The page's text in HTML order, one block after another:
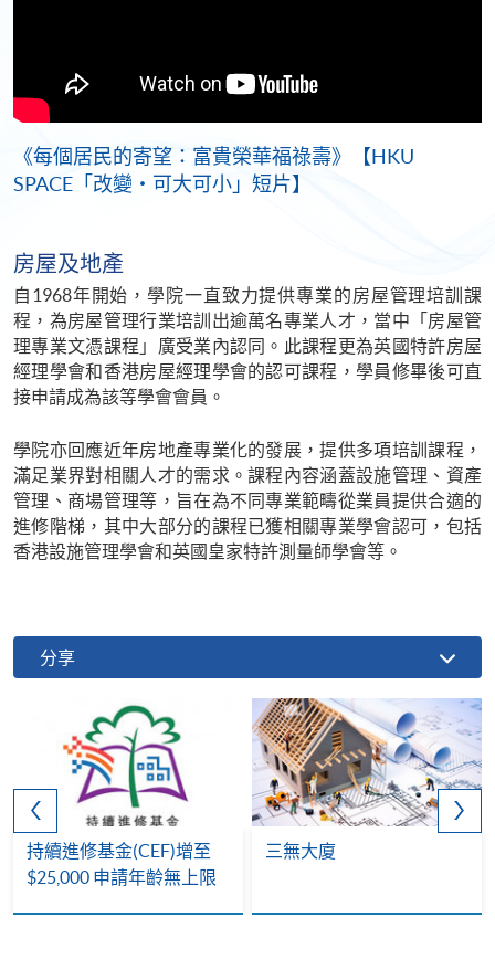
《每個居民的寄望：富貴榮華福祿壽》【HKU
SPACE「改變‧可大可小」短片】
房屋及地產
自1968年開始，學院一直致力提供專業的房屋管理培訓課
程，為房屋管理行業培訓出逾萬名專業人才，當中「房屋管
理專業文憑課程」廣受業內認同。此課程更為英國特許房屋
經理學會和香港房屋經理學會的認可課程，學員修畢後可直
接申請成為該等學會會員。
學院亦回應近年房地產專業化的發展，提供多項培訓課程，
滿足業界對相關人才的需求。課程內容涵蓋設施管理、資產
管理、商場管理等，旨在為不同專業範疇從業員提供合適的
進修階梯，其中大部分的課程已獲相關專業學會認可，包括
香港設施管理學會和英國皇家特許測量師學會等。
分享
持續進修基金(CEF)增至
$25,000 申請年齡無上限
三無大廈